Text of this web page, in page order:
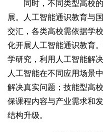
同时，不同类型高校的
展。人工智能通识教育与
交汇，各类高校需依据学
化开展人工智能通识教育
学研究，利用人工智能解
人工智能在不同应用场景
解决真实问题；技能型高
保课程内容与产业需求和
结构升级。